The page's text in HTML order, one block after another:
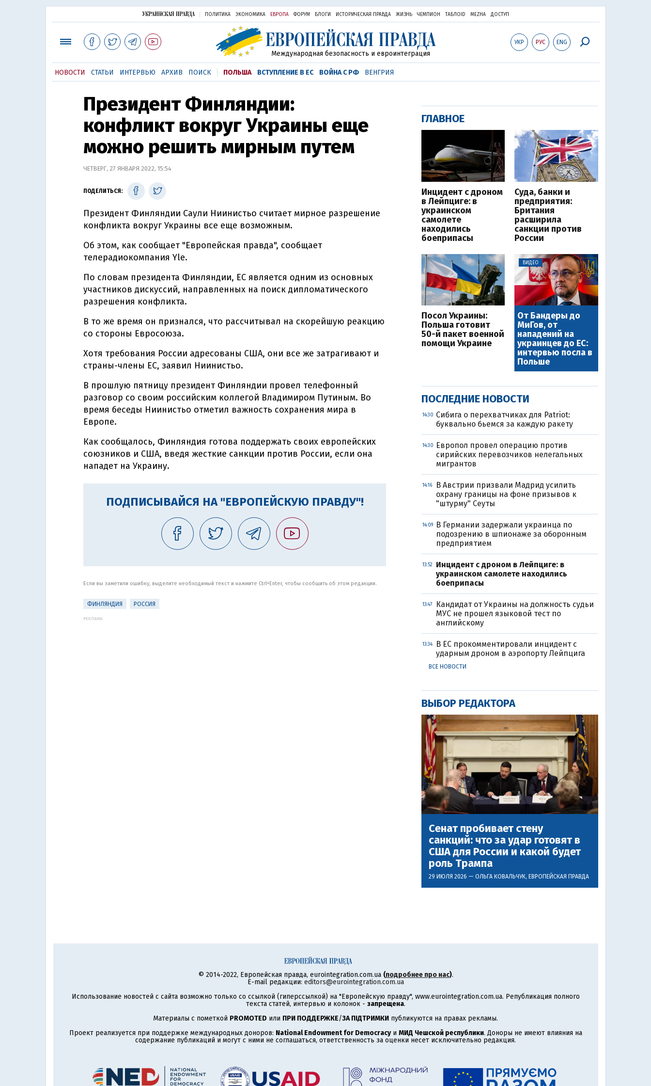
ПОЛИТИКА ЭКОНОМИКА ЕВРОПА ФОРУМ БЛОГИ ИСТОРИЧЕСКАЯ ПРАВДА ЖИЗНЬ ЧЕМПИОН ТАБЛОID MEZHA ДОСТУП
УКР РУС ENG
Международная безопасность и евроинтеграция
НОВОСТИ СТАТЬИ ИНТЕРВЬЮ АРХИВ ПОИСК ПОЛЬША ВСТУПЛЕНИЕ В ЕС ВОЙНА С РФ ВЕНГРИЯ
Президент Финляндии:
конфликт вокруг Украины еще
можно решить мирным путем
ЧЕТВЕРГ, 27 ЯНВАРЯ 2022, 15:54
ПОДЕЛИТЬСЯ:
Президент Финляндии Саули Ниинистьо считает мирное разрешение
конфликта вокруг Украины все еще возможным.
Об этом, как сообщает "Европейская правда", сообщает
телерадиокомпания Yle.
По словам президента Финляндии, ЕС является одним из основных
участников дискуссий, направленных на поиск дипломатического
разрешения конфликта.
В то же время он признался, что рассчитывал на скорейшую реакцию
со стороны Евросоюза.
Хотя требования России адресованы США, они все же затрагивают и
страны-члены ЕС, заявил Ниинистьо.
В прошлую пятницу президент Финляндии провел телефонный
разговор со своим российским коллегой Владимиром Путиным. Во
время беседы Ниинистьо отметил важность сохранения мира в
Европе.
Как сообщалось, Финляндия готова поддержать своих европейских
союзников и США, введя жесткие санкции против России, если она
нападет на Украину.
ПОДПИСЫВАЙСЯ НА "ЕВРОПЕЙСКУЮ ПРАВДУ"!
Если вы заметили ошибку, выделите необходимый текст и нажмите Ctrl+Enter, чтобы сообщить об этом редакции.
ФИНЛЯНДИЯ РОССИЯ
РЕКЛАМА:
ГЛАВНОЕ
Инцидент с дроном
в Лейпциге: в
украинском
самолете
находились
боеприпасы
Суда, банки и
предприятия:
Британия
расширила
санкции против
России
Посол Украины:
Польша готовит
50-й пакет военной
помощи Украине
ВИДЕО
От Бандеры до
МиГов, от
нападений на
украинцев до ЕС:
интервью посла в
Польше
ПОСЛЕДНИЕ НОВОСТИ
14:30 Сибига о перехватчиках для Patriot:
буквально бьемся за каждую ракету
14:30
Европол провел операцию против
сирийских перевозчиков нелегальных
мигрантов
14:16
В Австрии призвали Мадрид усилить
охрану границы на фоне призывов к
"штурму" Сеуты
14:09
В Германии задержали украинца по
подозрению в шпионаже за оборонным
предприятием
13:52
Инцидент с дроном в Лейпциге: в
украинском самолете находились
боеприпасы
13:47
Кандидат от Украины на должность судьи
МУС не прошел языковой тест по
английскому
13:34
В ЕС прокомментировали инцидент с
ударным дроном в аэропорту Лейпцига
ВСЕ НОВОСТИ
ВЫБОР РЕДАКТОРА
Сенат пробивает стену
санкций: что за удар готовят в
США для России и какой будет
роль Трампа
29 ИЮЛЯ 2026 — ОЛЬГА КОВАЛЬЧУК, ЕВРОПЕЙСКАЯ ПРАВДА
© 2014-2022, Европейская правда, eurointegration.com.ua (подробнее про нас).
E-mail редакции: editors@eurointegration.com.ua
Использование новостей с сайта возможно только со ссылкой (гиперссылкой) на "Европейскую правду", www.eurointegration.com.ua. Републикация полного
текста статей, интервью и колонок - запрещена.
Материалы с пометкой PROMOTED или ПРИ ПОДДЕРЖКЕ/ЗА ПІДТРИМКИ публикуются на правах рекламы.
Проект реализуется при поддержке международных доноров: National Endowment for Democracyи МИД Чешской республики. Доноры не имеют влияния на
содержание публикаций и могут с ними не соглашаться, ответственность за оценки несет исключительно редакция.